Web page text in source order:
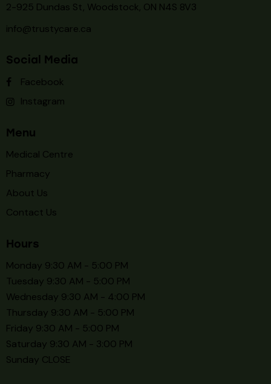
2-925 Dundas St, Woodstock, ON N4S 8V3
info@trustycare.ca
Social Media
Facebook
Instagram
Menu
Medical Centre
Pharmacy
About Us
Contact Us
Hours
Monday 9:30 AM - 5:00 PM
Tuesday 9:30 AM - 5:00 PM
Wednesday 9:30 AM - 4:00 PM
Thursday 9:30 AM - 5:00 PM
Friday 9:30 AM - 5:00 PM
Saturday 9:30 AM - 3:00 PM
Sunday CLOSE